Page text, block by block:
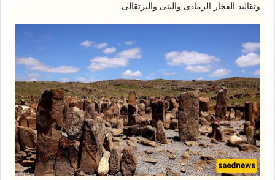
وتقالید الفخار الرمادی والبنی والبرتقالی.